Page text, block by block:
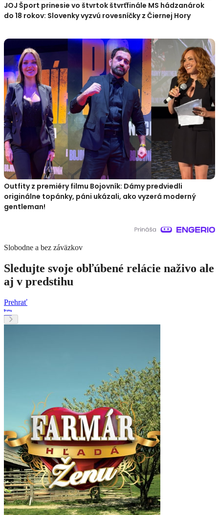
JOJ Šport prinesie vo štvrtok štvrťfinále MS hádzanárok
do 18 rokov: Slovenky vyzvú rovesníčky z Čiernej Hory
Outfity z premiéry filmu Bojovník: Dámy predviedli
originálne topánky, páni ukázali, ako vyzerá moderný
gentleman!
Slobodne a bez záväzkov
Sledujte svoje obľúbené relácie naživo ale
aj v predstihu
Prehrať